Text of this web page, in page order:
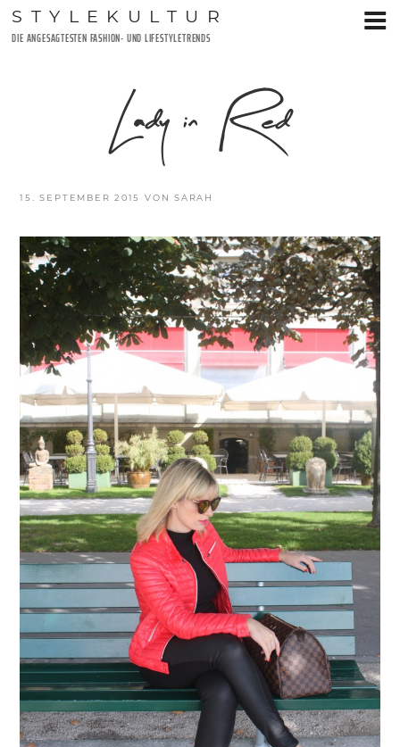
Zum
Inhalt
STYLEKULTUR
DIE ANGESAGTESTEN FASHION- UND LIFESTYLETRENDS
VERÖFFENTLICHT
15. SEPTEMBER 2015 VONSARAH
Lady in Red